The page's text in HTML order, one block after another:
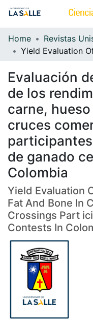
Communities &
Home Revistas
Evaluación
de los
carne,
cruces
de ganado
Colombia
Yield Evaluation
Fat And Bone In
Crossings Part
Contests In